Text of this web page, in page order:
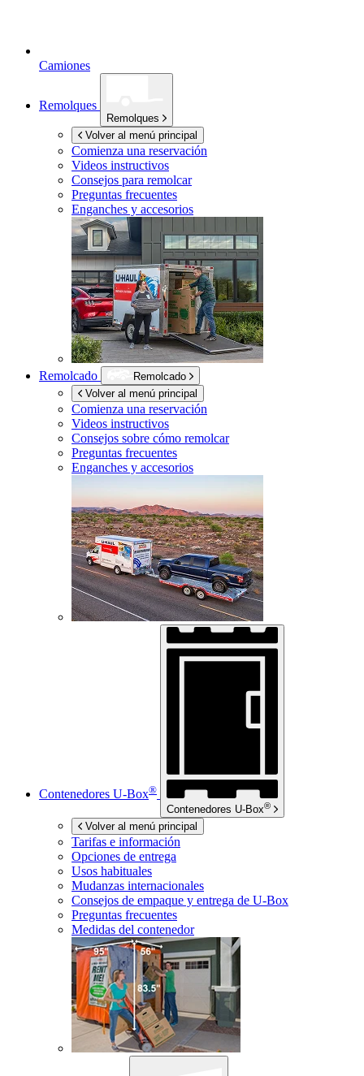
Camiones
Remolques
Remolques
Volver al menú principal
Comienza una reservación
Videos instructivos
Consejos para remolcar
Preguntas frecuentes
Enganches y accesorios
Remolcado
Remolcado
Volver al menú principal
Comienza una reservación
Videos instructivos
Consejos sobre cómo remolcar
Preguntas frecuentes
Enganches y accesorios
Contenedores U-Box®
Contenedores U-Box®
Volver al menú principal
Tarifas e información
Opciones de entrega
Usos habituales
Mudanzas internacionales
Consejos de empaque y entrega de U-Box
Preguntas frecuentes
Medidas del contenedor